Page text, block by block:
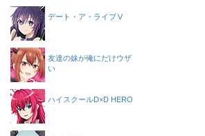
デート・ア・ライブⅤ
友達の妹が俺にだけウザ
い
ハイスクールD×D HERO